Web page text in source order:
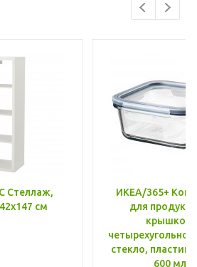
Стеллаж,
см
ИКЕА/365+
для
крышкой,
стекло, пластик
600 мл